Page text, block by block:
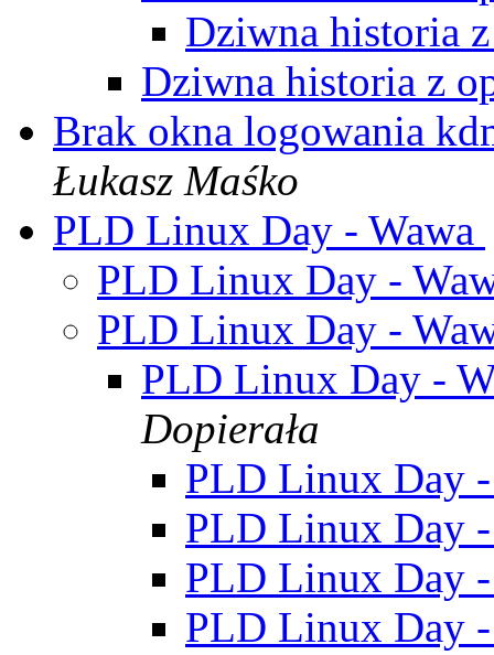
Dziwna historia
Dziwna historia z
Brak okna logowania
Łukasz Maśko
PLD Linux Day - Wawa
PLD Linux Day -
PLD Linux Day -
PLD Linux Day -
Dopierała
PLD Linux Day
PLD Linux Day
PLD Linux Day
PLD Linux Day